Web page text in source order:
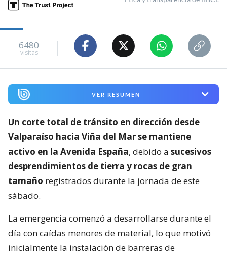
6480
visitas
VER RESUMEN
Un corte total de tránsito en dirección desde
Valparaíso hacia Viña del Mar se mantiene
activo en la Avenida España, debido a sucesivos
desprendimientos de tierra y rocas de gran
tamaño registrados durante la jornada de este
sábado.
La emergencia comenzó a desarrollarse durante el
día con caídas menores de material, lo que motivó
inicialmente la instalación de barreras de